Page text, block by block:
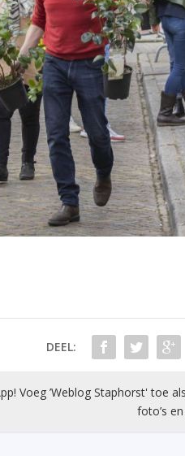
DEEL:
Voeg ’Weblog Staphorst' toe
foto’s en